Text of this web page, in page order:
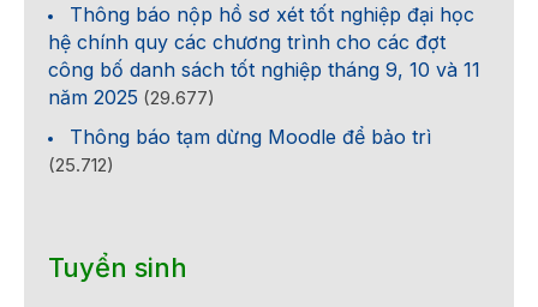
Thông báo nộp hồ sơ xét tốt nghiệp đại học
hệ chính quy các chương trình cho các đợt
công bố danh sách tốt nghiệp tháng 9, 10 và 11
năm 2025 (29.677)
Thông báo tạm dừng Moodle để bảo trì
(25.712)
Tuyển sinh